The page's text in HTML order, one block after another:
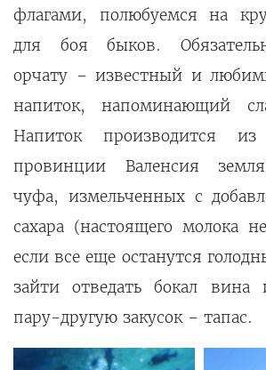
флагами, полюбуемся на
для боя быков.
орчату – известный и
напиток, напоминающий
Напиток производится
провинции Валенсия
чуфа, измельченных с
сахара (настоящего молока
если все еще останутся
зайти отведать бокал
пару-другую закусок – тапас.